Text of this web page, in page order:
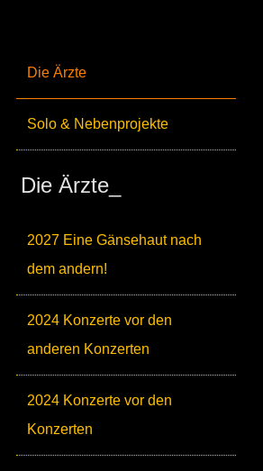
Die Ärzte
Solo & Nebenprojekte
Die Ärzte_
2027 Eine Gänsehaut nach
dem andern!
2024 Konzerte vor den
anderen Konzerten
2024 Konzerte vor den
Konzerten